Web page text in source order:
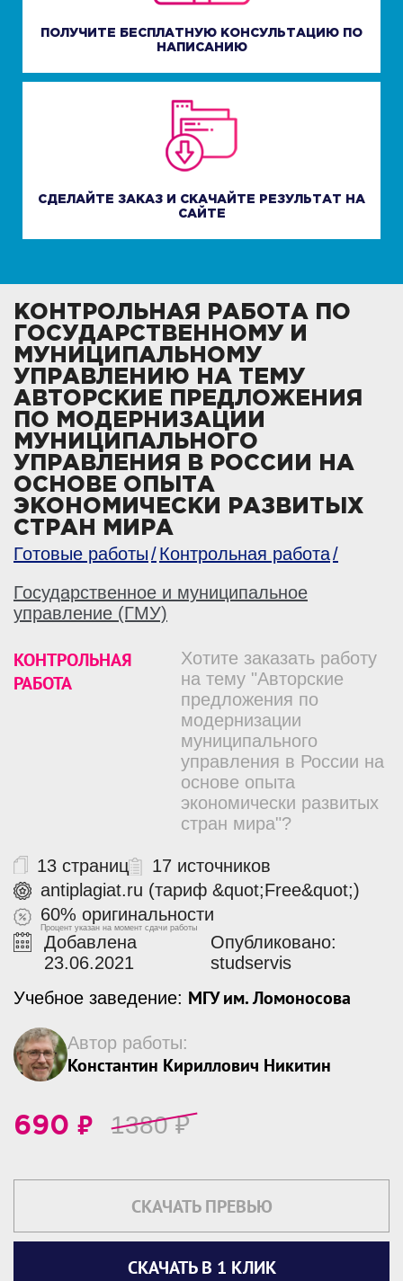
ПОЛУЧИТЕ БЕСПЛАТНУЮ КОНСУЛЬТАЦИЮ ПО
НАПИСАНИЮ
СДЕЛАЙТЕ ЗАКАЗ И СКАЧАЙТЕ РЕЗУЛЬТАТ НА
САЙТЕ
КОНТРОЛЬНАЯ РАБОТА ПО
ГОСУДАРСТВЕННОМУ И
МУНИЦИПАЛЬНОМУ
УПРАВЛЕНИЮ НА ТЕМУ
АВТОРСКИЕ ПРЕДЛОЖЕНИЯ
ПО МОДЕРНИЗАЦИИ
МУНИЦИПАЛЬНОГО
УПРАВЛЕНИЯ В РОССИИ НА
ОСНОВЕ ОПЫТА
ЭКОНОМИЧЕСКИ РАЗВИТЫХ
СТРАН МИРА
Готовые работы
Контрольная работа
Государственное и муниципальное
управление (ГМУ)
КОНТРОЛЬНАЯ
РАБОТА
Хотите заказать работу
на тему "Авторские
предложения по
модернизации
муниципального
управления в России на
основе опыта
экономически развитых
стран мира"?
13 страниц
17 источников
antiplagiat.ru (тариф &quot;Free&quot;)
60% оригинальности
Процент указан на момент сдачи работы
Добавлена
23.06.2021
Опубликовано:
studservis
Учебное заведение: МГУ им. Ломоносова
Автор работы:
Константин Кириллович Никитин
690 ₽ 1380₽
СКАЧАТЬ ПРЕВЬЮ
СКАЧАТЬ В 1 КЛИК